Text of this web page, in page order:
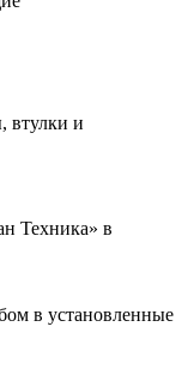
втулки и
Техника» в
в установленные